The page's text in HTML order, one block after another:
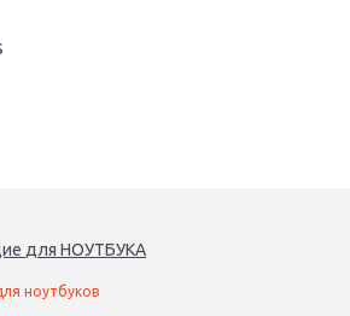
для НОУТБУКА
ноутбуков